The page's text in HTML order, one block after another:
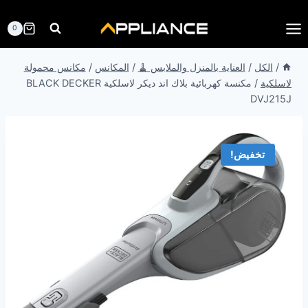
إلى
المحتوى
0
/ الكل / العناية بالمنزل والملابس 🧹 / المكانس / مكانس محمولة
لاسلكية /
مكنسة كهربائية بلاك اند ديكر لاسلكية BLACK DECKER
DVJ215J
تخفيض!